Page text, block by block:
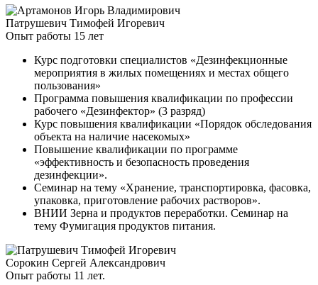
Патрушевич Тимофей Игоревич
Опыт работы 15 лет
Курс подготовки специалистов «Дезинфекционные
мероприятия в жилых помещениях и местах общего
пользования»
Программа повышения квалификации по профессии
рабочего «Дезинфектор» (3 разряд)
Курс повышения квалификации «Порядок обследования
объекта на наличие насекомых»
Повышение квалификации по программе
«эффективность и безопасность проведения
дезинфекции».
Семинар на тему «Хранение, транспортировка, фасовка,
упаковка, приготовление рабочих растворов».
ВНИИ Зерна и продуктов переработки. Семинар на
тему Фумигация продуктов питания.
Сорокин Сергей Александрович
Опыт работы 11 лет.